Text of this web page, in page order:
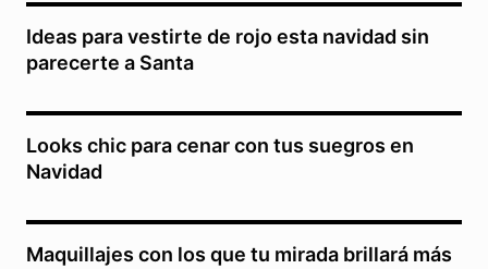
Ideas para vestirte de rojo esta navidad sin
parecerte a Santa
Looks chic para cenar con tus suegros en
Navidad
Maquillajes con los que tu mirada brillará más